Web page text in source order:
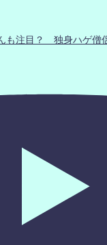
も注目？ 独身ハゲ僧